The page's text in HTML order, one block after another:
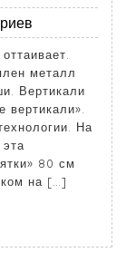
металл
Вертикали
вертикали».
На
80 см
на […]